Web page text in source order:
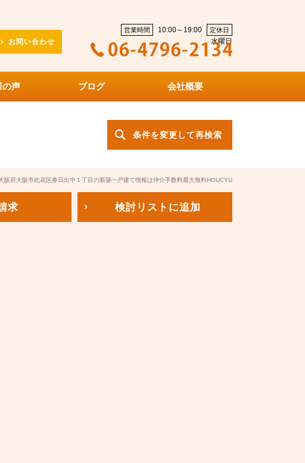
お問い合わせ
営業時間 10:00～19:00 定休日
水曜日
の声 ブログ 会社概要
条件を変更して再検索
阪府大阪市此花区春日出中１丁目の新築一戸建て情報は仲介手数料最大無料HOUCYU
求 検討リスト に追加